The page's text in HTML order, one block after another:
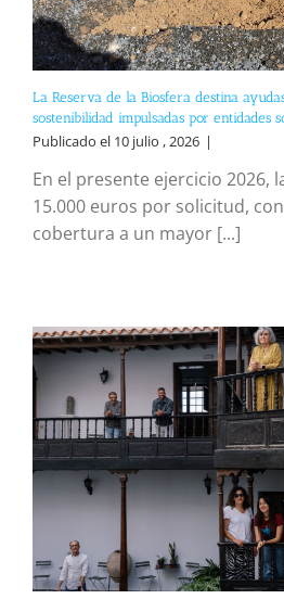
La Reserva de la Biosfera destina
sostenibilidad impulsadas por entidades
Publicado el 10 julio , 2026 |
En el presente ejercicio 2026,
15.000 euros por solicitud,
cobertura a un mayor [...]